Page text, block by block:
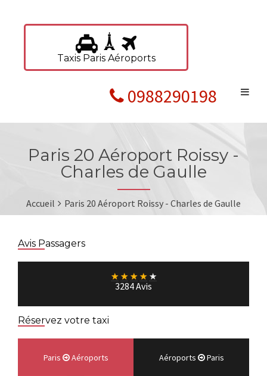
Taxis Paris Aéroports
0988290198
Paris 20 Aéroport Roissy -
Charles de Gaulle
Accueil Paris 20 Aéroport Roissy - Charles de Gaulle
Avis Passagers
★ ★ ★ ★ ★
3284 Avis
Réservez votre taxi
Paris Aéroports Aéroports Paris